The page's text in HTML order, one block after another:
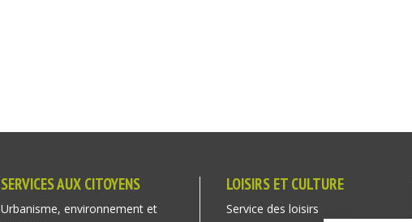
SERVICES AUX CITOYENS
Urbanisme, environnement et
LOISIRS ET CULTURE
Service des loisirs